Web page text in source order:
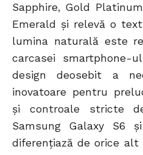
Sapphire, Gold
Emerald și relevă o
lumina naturală este
carcasei smartphone-
design deosebit a
inovatoare pentru
și controale stricte
Samsung Galaxy S6
diferențiază de orice